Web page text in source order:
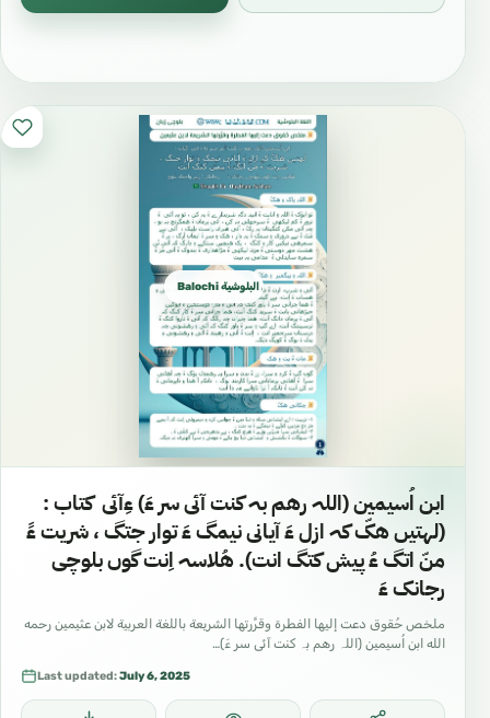
روچءَ آیانی سوگات زورگ بابتءَ کیت کہ علی رضی اللہ
عنہءَ نوروز ءِ روچءَ سوگاتے دِیگ بوت گڈا علی رضی اللہ
عنہ قبول کت ءُ زرت۔
وعن أبي برزة أنه كان له سكان مجوس فكانوا يهدون له
في النيروز والمهرجان. فكان يقول لأهله ما كان من
فاكهة، فكلوه. وما كان من غير ذلك، فردوه.
Balochi بلوچی البلوشية
ابن اُسیمین (اللہ رهم بہ کنت آئی سر ءَ) ءِآئی کتاب :
(لهتیں هکّ کہ ازل ءَ آیانی نیمگ ءَ توار جتگ ، شریت ءََ
منّ اتگ ءُ پیش کتگ انت). هُلاسہ اِنت گوں بلوچی
رجانک ءَ
ملخص حُقوق دعت إليها الفطرة وقرَّرتها الشريعة باللغة العربية لابن عثيمين رحمه
الله ابن اُسیمین (اللہ رهم بہ کنت آئی سر ءَ)…
Last updated:July 6, 2025